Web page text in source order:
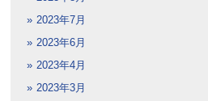
2023年7月
2023年6月
2023年4月
2023年3月